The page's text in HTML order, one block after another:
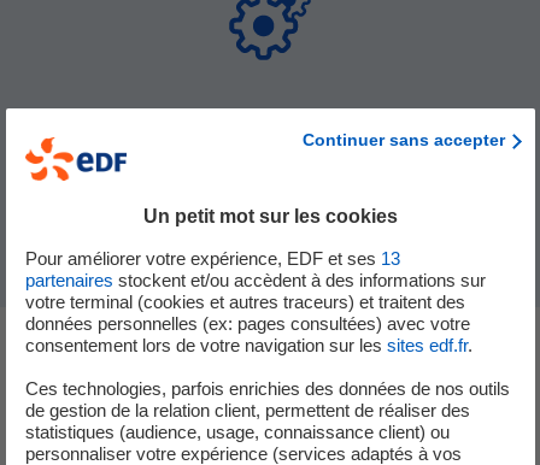
Développer les solutions innovantes
à fort impact pour le
Groupe et leur donner les moyens de passer à l’échelle
Zoom sur certains de nos
programmes dédiés à
Continuer sans accepter
Un petit mot sur les cookies
Pour améliorer votre expérience, EDF et ses 13
partenaires stockent et/ou accèdent à des informations sur
votre terminal (cookies et autres traceurs) et traitent des
données personnelles (ex: pages consultées) avec votre
consentement lors de votre navigation sur les sites edf.fr.
Ces technologies, parfois enrichies des données de nos outils
de gestion de la relation client, permettent de réaliser des
statistiques (audience, usage, connaissance client) ou
personnaliser votre expérience (services adaptés à vos